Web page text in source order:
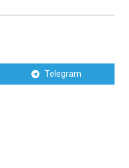
Telegram